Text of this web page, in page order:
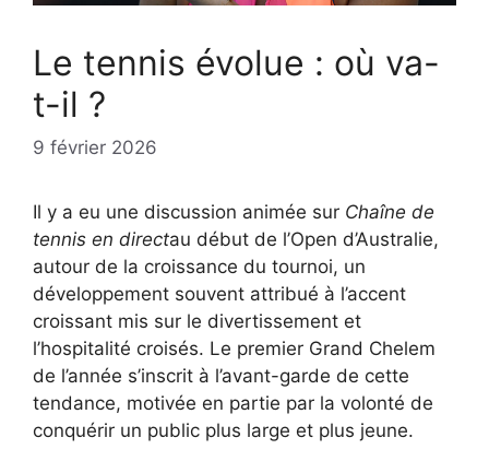
Le tennis évolue : où va-
t-il ?
9 février 2026
Il y a eu une discussion animée sur Chaîne de
tennis en directau début de l’Open d’Australie,
autour de la croissance du tournoi, un
développement souvent attribué à l’accent
croissant mis sur le divertissement et
l’hospitalité croisés. Le premier Grand Chelem
de l’année s’inscrit à l’avant-garde de cette
tendance, motivée en partie par la volonté de
conquérir un public plus large et plus jeune.